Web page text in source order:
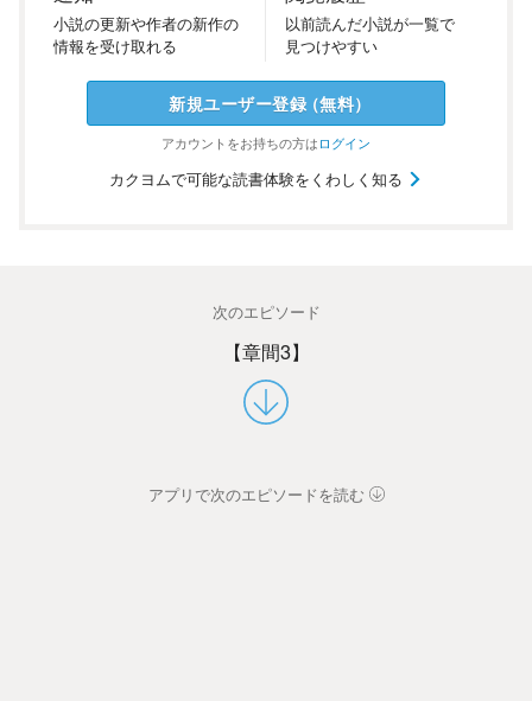
小説の更新や作者の新作の
情報を受け取れる
以前読んだ小説が一覧で
見つけやすい
新規ユーザー登録（無料）
アカウントをお持ちの方はログイン
カクヨムで可能な読書体験をくわしく知る
次のエピソード
【章間3】
アプリで次のエピソードを読む